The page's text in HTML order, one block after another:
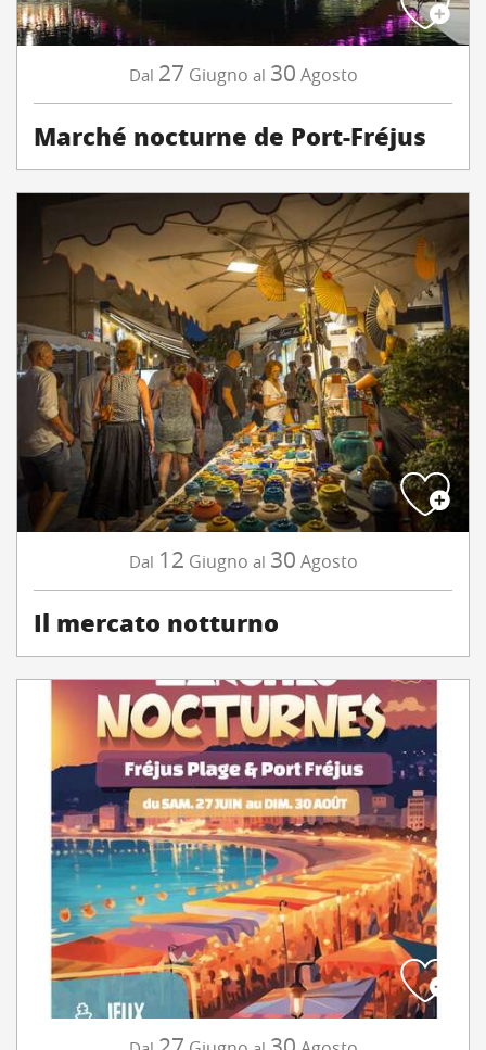
Dal 27 Giugno al 30 Agosto
Marché nocturne de Port-Fréjus
Dal 12 Giugno al 30 Agosto
Il mercato notturno